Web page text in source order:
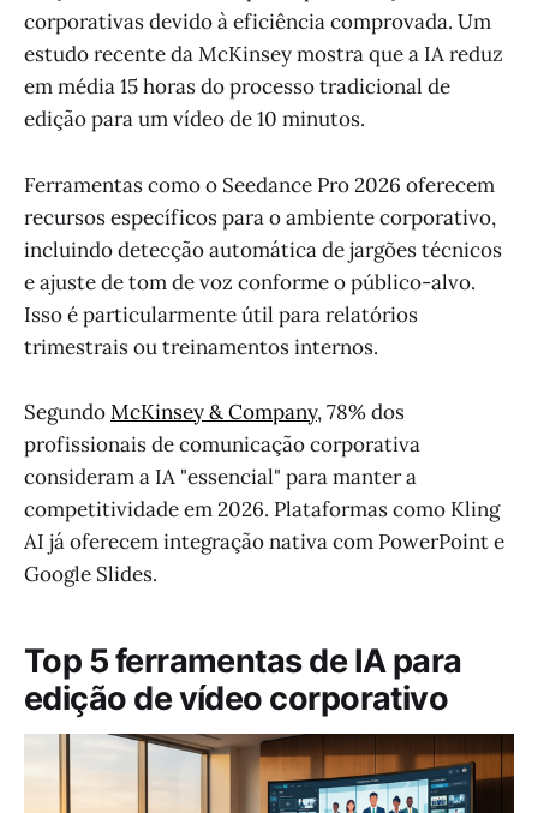
corporativas devido à eficiência comprovada. Um
estudo recente da McKinsey mostra que a IA reduz
em média 15 horas do processo tradicional de
edição para um vídeo de 10 minutos.
Ferramentas como o Seedance Pro 2026 oferecem
recursos específicos para o ambiente corporativo,
incluindo detecção automática de jargões técnicos
e ajuste de tom de voz conforme o público-alvo.
Isso é particularmente útil para relatórios
trimestrais ou treinamentos internos.
SegundoMcKinsey & Company, 78% dos
profissionais de comunicação corporativa
consideram a IA "essencial" para manter a
competitividade em 2026. Plataformas como Kling
AI já oferecem integração nativa com PowerPoint e
Google Slides.
Top 5 ferramentas de IA para
edição de vídeo corporativo